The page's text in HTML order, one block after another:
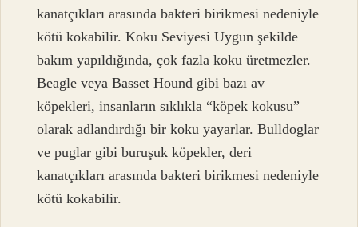
kanatçıkları arasında bakteri birikmesi nedeniyle
kötü kokabilir. Koku Seviyesi Uygun şekilde
bakım yapıldığında, çok fazla koku üretmezler.
Beagle veya Basset Hound gibi bazı av
köpekleri, insanların sıklıkla “köpek kokusu”
olarak adlandırdığı bir koku yayarlar. Bulldoglar
ve puglar gibi buruşuk köpekler, deri
kanatçıkları arasında bakteri birikmesi nedeniyle
kötü kokabilir.